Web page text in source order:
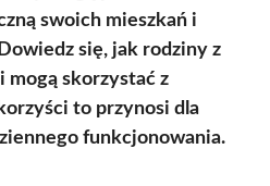
swoich mieszkań i
się, jak rodziny z
mogą skorzystać z
to przynosi dla
funkcjonowania.